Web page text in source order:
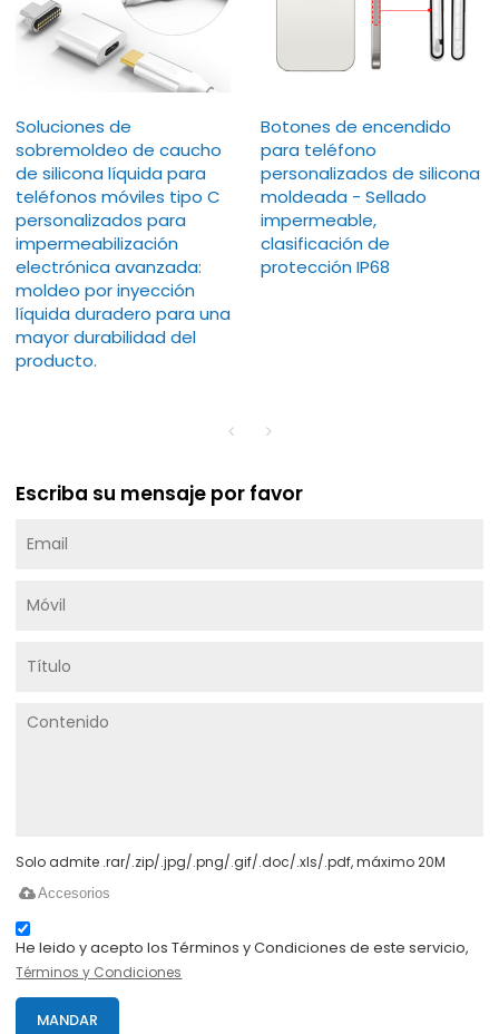
Soluciones de
sobremoldeo de caucho
de silicona líquida para
teléfonos móviles tipo C
personalizados para
impermeabilización
electrónica avanzada:
moldeo por inyección
líquida duradero para una
mayor durabilidad del
producto.
Botones de encendido
para teléfono
personalizados de silicona
moldeada - Sellado
impermeable,
clasificación de
protección IP68
Escriba su mensaje por favor
Solo admite .rar/.zip/.jpg/.png/.gif/.doc/.xls/.pdf, máximo 20M
Accesorios
He leido y acepto los Términos y Condiciones de este servicio,
Términos y Condiciones
MANDAR